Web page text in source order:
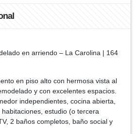
en arriendo – La Carolina | 164
en piso alto con hermosa vista al
y con excelentes espacios.
independientes, cocina abierta,
estudio (o tercera
2 baños completos, baño social y